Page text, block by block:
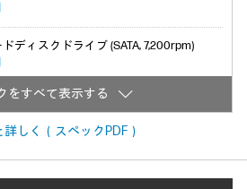
ディスクドライブ (SATA, 7,200rpm)
しく（スペックPDF）